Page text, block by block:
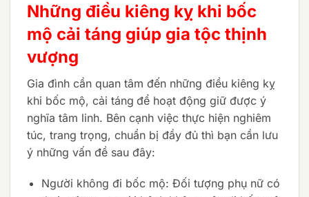
Những điều kiêng kỵ khi bốc
mộ cải táng giúp gia tộc thịnh
vượng
Gia đình cần quan tâm đến những điều kiêng kỵ
khi bốc mộ, cải táng để hoạt động giữ được ý
nghĩa tâm linh. Bên cạnh việc thực hiện nghiêm
túc, trang trọng, chuẩn bị đầy đủ thì bạn cần lưu
ý những vấn đề sau đây:
Người không đi bốc mộ: Đối tượng phụ nữ có